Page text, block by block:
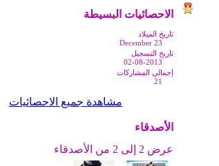
الاحصائيات البسيطة
تاريخ الميلاد
December 23
تاريخ التسجيل
02-08-2013
إجمالي المشاركات
21
مشاهدة جميع الاحصائيات
الأصدقاء
عرض 2 إلى 2 من الأصدقاء